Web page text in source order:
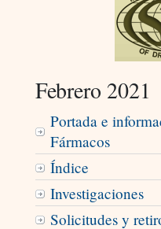
Febrero 2021
Portada e
Fármacos
Índice
Investigaciones
Solicitudes y